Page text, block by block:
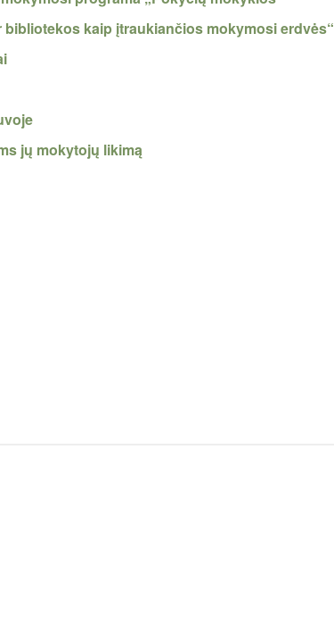
kaip įtraukiančios mokymosi erdvės“
jų mokytojų likimą